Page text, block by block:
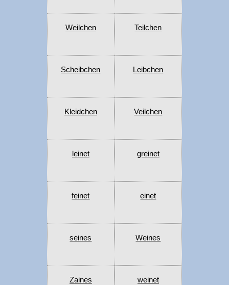
Weilchen Teilchen
Scheibchen Leibchen
Kleidchen Veilchen
leinet greinet
feinet einet
seines Weines
Zaines weinet